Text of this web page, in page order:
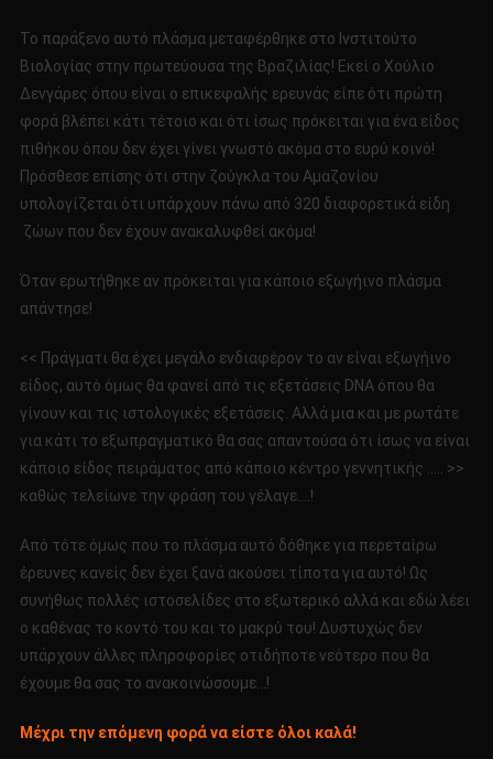
Το παράξενο αυτό πλάσμα μεταφέρθηκε στο Ινστιτούτο
Βιολογίας στην πρωτεύουσα της Βραζιλίας! Εκεί ο Χούλιο
Δενγάρες όπου είναι ο επικεφαλής ερευνάς είπε ότι πρώτη
φορά βλέπει κάτι τέτοιο και ότι ίσως πρόκειται για ένα είδος
πιθήκου όπου δεν έχει γίνει γνωστό ακόμα στο ευρύ κοινό!
Πρόσθεσε επίσης ότι στην ζούγκλα του Αμαζονίου
υπολογίζεται ότι υπάρχουν πάνω από 320 διαφορετικά είδη
ζώων που δεν έχουν ανακαλυφθεί ακόμα!
Όταν ερωτήθηκε αν πρόκειται για κάποιο εξωγήινο πλάσμα
απάντησε!
<< Πράγματι θα έχει μεγάλο ενδιαφέρον το αν είναι εξωγήινο
είδος, αυτό όμως θα φανεί από τις εξετάσεις DNA όπου θα
γίνουν και τις ιστολογικές εξετάσεις. Αλλά μια και με ρωτάτε
για κάτι το εξωπραγματικό θα σας απαντούσα ότι ίσως να είναι
κάποιο είδος πειράματος από κάποιο κέντρο γεννητικής ….. >>
καθώς τελείωνε την φράση του γέλαγε….!
Από τότε όμως που το πλάσμα αυτό δόθηκε για περεταίρω
έρευνες κανείς δεν έχει ξανά ακούσει τίποτα για αυτό! Ως
συνήθως πολλές ιστοσελίδες στο εξωτερικό αλλά και εδώ λέει
ο καθένας το κοντό του και το μακρύ του! Δυστυχώς δεν
υπάρχουν άλλες πληροφορίες οτιδήποτε νεότερο που θα
έχουμε θα σας το ανακοινώσουμε…!
Μέχρι την επόμενη φορά να είστε όλοι καλά!